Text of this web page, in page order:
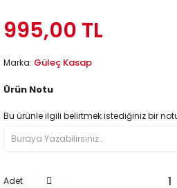
995,00 TL
Marka: Güleç Kasap
Ürün Notu
Bu ürünle ilgili belirtmek istediğiniz bir
Adet